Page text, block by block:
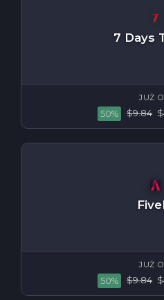
7 Days
JUŻ
50% $9.84
JUŻ
50% $9.84